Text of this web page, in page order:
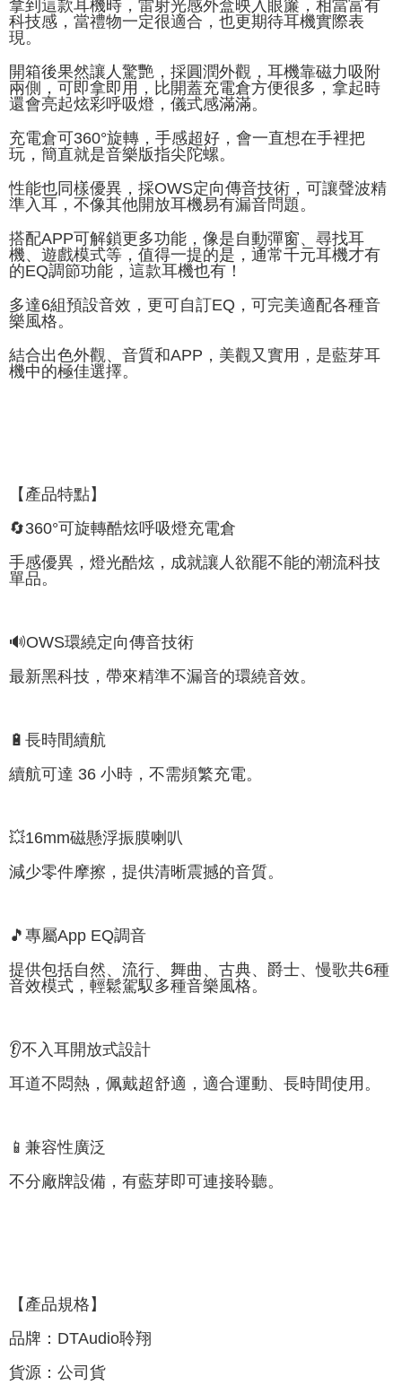
拿到這款耳機時，雷射光感外盒映入眼簾，相當富有
科技感，當禮物一定很適合，也更期待耳機實際表
現。
開箱後果然讓人驚艷，採圓潤外觀，耳機靠磁力吸附
兩側，可即拿即用，比開蓋充電倉方便很多，拿起時
還會亮起炫彩呼吸燈，儀式感滿滿。
充電倉可360°旋轉，手感超好，會一直想在手裡把
玩，簡直就是音樂版指尖陀螺。
性能也同樣優異，採OWS定向傳音技術，可讓聲波精
準入耳，不像其他開放耳機易有漏音問題。
搭配APP可解鎖更多功能，像是自動彈窗、尋找耳
機、遊戲模式等，值得一提的是，通常千元耳機才有
的EQ調節功能，這款耳機也有！
多達6組預設音效，更可自訂EQ，可完美適配各種音
樂風格。
結合出色外觀、音質和APP，美觀又實用，是藍芽耳
機中的極佳選擇。
【產品特點】
🔄360°可旋轉酷炫呼吸燈充電倉
手感優異，燈光酷炫，成就讓人欲罷不能的潮流科技
單品。
🔊OWS環繞定向傳音技術
最新黑科技，帶來精準不漏音的環繞音效。
🔋長時間續航
續航可達 36 小時，不需頻繁充電。
💥16mm磁懸浮振膜喇叭
減少零件摩擦，提供清晰震撼的音質。
🎵專屬App EQ調音
提供包括自然、流行、舞曲、古典、爵士、慢歌共6種
音效模式，輕鬆駕馭多種音樂風格。
👂不入耳開放式設計
耳道不悶熱，佩戴超舒適，適合運動、長時間使用。
📱兼容性廣泛
不分廠牌設備，有藍芽即可連接聆聽。
【產品規格】
品牌：DTAudio聆翔
貨源：公司貨